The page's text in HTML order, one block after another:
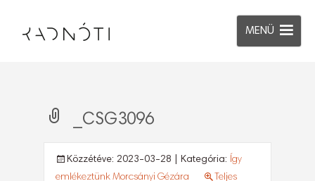
MENÜ
_CSG3096
Közzétéve: 2023-03-28 | Kategória: Így
emlékeztünk Morcsányi Gézára
Teljes